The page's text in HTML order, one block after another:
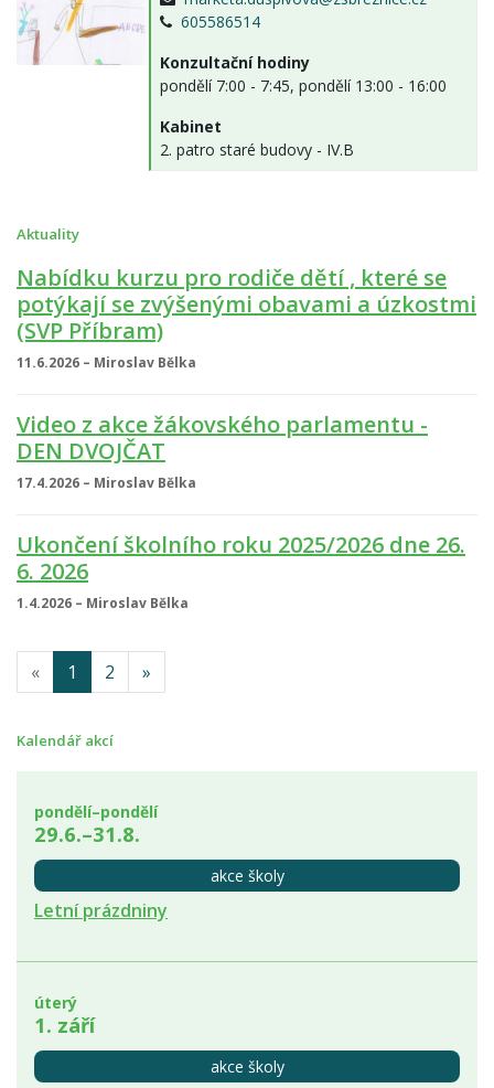
605586514
Konzultační hodiny
pondělí 7:00 - 7:45, pondělí 13:00 - 16:00
Kabinet
2. patro staré budovy - IV.B
Aktuality
Nabídku kurzu pro rodiče dětí , které se
potýkají se zvýšenými obavami a úzkostmi
(SVP Příbram)
11.6.2026 – Miroslav Bělka
Video z akce žákovského parlamentu -
DEN DVOJČAT
17.4.2026 – Miroslav Bělka
Ukončení školního roku 2025/2026 dne 26.
6. 2026
1.4.2026 – Miroslav Bělka
« 1 2 »
Kalendář akcí
pondělí–pondělí
29.6.–31.8.
akce školy
Letní prázdniny
úterý
1. září
akce školy